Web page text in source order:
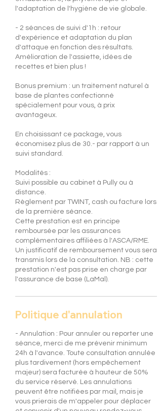
l'adaptation de l'hygiène de vie globale.
- 2 séances de suivi d'1h : retour
d'expérience et adaptation du plan
d'attaque en fonction des résultats.
Amélioration de l'assiette, idées de
recettes et bien plus !
Bonus premium : un traitement naturel à
base de plantes confectionné
spécialement pour vous, à prix
avantageux.
En choisissant ce package, vous
économisez plus de 30.- par rapport à un
suivi standard.
Modalités :
Suivi possible au cabinet à Pully ou à
distance.
Règlement par TWINT, cash ou facture lors
de la première séance.
Cette prestation est en principe
remboursée par les assurances
complémentaires affiliées à l'ASCA/RME.
Un justificatif de remboursement vous sera
transmis lors de la consultation. NB : cette
prestation n'est pas prise en charge par
Politique d'annulation
- Annulation : Pour annuler ou reporter une
séance, merci de me prévenir minimum
24h à l'avance. Toute consultation annulée
plus tardivement (hors empêchement
majeur) sera facturée à hauteur de 50%
du service réservé. Les annulations
peuvent être notifiées par mail, mais je
vous prierais de m'appeler pour déplacer